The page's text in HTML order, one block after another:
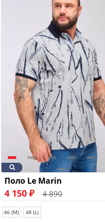
Поло Le Marin
4 150 ₽ 4 890
46 (M) 48 (L)